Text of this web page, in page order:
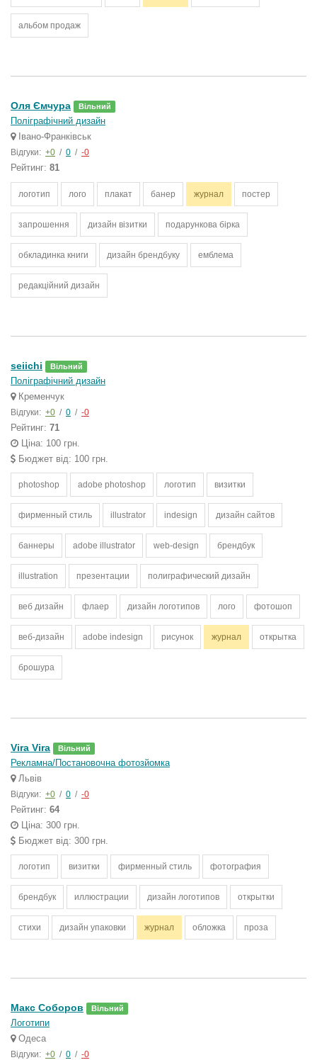
альбом продаж
Оля Ємчура Вільний
Поліграфічний дизайн
Івано-Франківськ
Відгуки: +0 / 0 / -0
Рейтинг: 81
логотип лого плакат банер журнал постер
запрошення дизайн візитки подарункова бірка
обкладинка книги дизайн брендбуку емблема
редакційний дизайн
seiichi Вільний
Поліграфічний дизайн
Кременчук
Відгуки: +0 / 0 / -0
Рейтинг: 71
Ціна: 100 грн.
Бюджет від: 100 грн.
photoshop adobe photoshop логотип визитки
фирменный стиль illustrator indesign дизайн сайтов
баннеры adobe illustrator web-design брендбук
illustration презентации полиграфический дизайн
веб дизайн флаер дизайн логотипов лого фотошоп
веб-дизайн adobe indesign рисунок журнал открытка
брошура
Vira Vira Вільний
Рекламна/Постановочна фотозйомка
Львів
Відгуки: +0 / 0 / -0
Рейтинг: 64
Ціна: 300 грн.
Бюджет від: 300 грн.
логотип визитки фирменный стиль фотография
брендбук иллюстрации дизайн логотипов открытки
стихи дизайн упаковки журнал обложка проза
Макс Соборов Вільний
Логотипи
Одеса
Відгуки: +0 / 0 / -0